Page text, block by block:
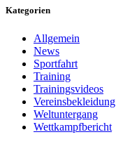
Kategorien
Allgemein
News
Sportfahrt
Training
Trainingsvideos
Vereinsbekleidung
Weltuntergang
Wettkampfbericht